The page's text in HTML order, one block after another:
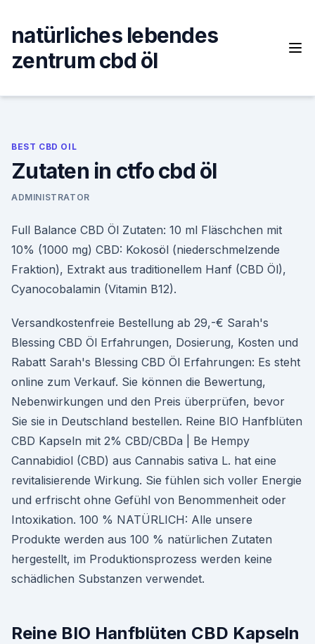
content
natürliches lebendes
zentrum cbd öl
BEST CBD OIL
Zutaten in ctfo cbd öl
ADMINISTRATOR
Full Balance CBD Öl Zutaten: 10 ml Fläschchen mit
10% (1000 mg) CBD: Kokosöl (niederschmelzende
Fraktion), Extrakt aus traditionellem Hanf (CBD Öl),
Cyanocobalamin (Vitamin B12).
Versandkostenfreie Bestellung ab 29,-€ Sarah's
Blessing CBD Öl Erfahrungen, Dosierung, Kosten und
Rabatt Sarah's Blessing CBD Öl Erfahrungen: Es steht
online zum Verkauf. Sie können die Bewertung,
Nebenwirkungen und den Preis überprüfen, bevor
Sie sie in Deutschland bestellen. Reine BIO Hanfblüten
CBD Kapseln mit 2% CBD/CBDa | Be Hempy
Cannabidiol (CBD) aus Cannabis sativa L. hat eine
revitalisierende Wirkung. Sie fühlen sich voller Energie
und erfrischt ohne Gefühl von Benommenheit oder
Intoxikation. 100 % NATÜRLICH: Alle unsere
Produkte werden aus 100 % natürlichen Zutaten
hergestellt, im Produktionsprozess werden keine
schädlichen Substanzen verwendet.
Reine BIO Hanfblüten CBD Kapseln